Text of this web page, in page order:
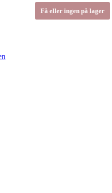
Få eller ingen på lager